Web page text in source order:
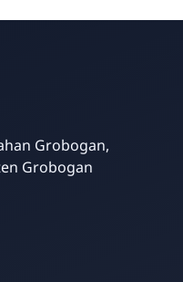
Grobogan,
Grobogan